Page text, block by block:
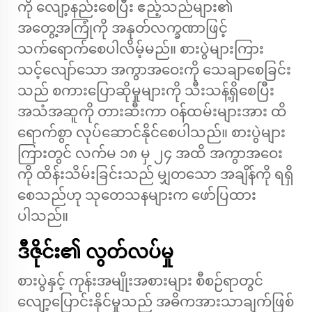
ကို လျော့နည်းစေပြီး ဧည့်သည်များ၏
အတွေ့အကြုံကို အနုတ်လက္ခဏာဖြင့်
သက်ရောက်စေပါလိမ့်မည်။ စားပွဲများကြား
သင့်လျော်သော အကွာအဝေးကို သေချာစေခြင်း
သည် စကားပြောဆိုမှုများကို သီးသန့်ရှိစေပြီး
အသံအဆူကို တားဆီးကာ ဝန်ထမ်းများအား ထိ
ရောက်စွာ လုပ်ဆောင်နိုင်စေပါသည်။ စားပွဲများ
ကြားတွင် လက်မ ၁၈ မှ ၂၄ အထိ အကွာအဝေး
ကို ထိန်းသိမ်းခြင်းသည် မျှတသော အချိန်ကို ရရှိ
စေသည်ဟု သုတေသနများက ဖော်ပြထား
ပါသည်။
ဒီဇိုင်း၏ လွတ်လပ်မှု
စားပွဲနှင့် ကုန်းအမျိုးအစားများ စီစဉ်ရာတွင်
လျော့ပြောင်းနိုင်မှုသည် အဓိကအားသာချက်ဖြစ်